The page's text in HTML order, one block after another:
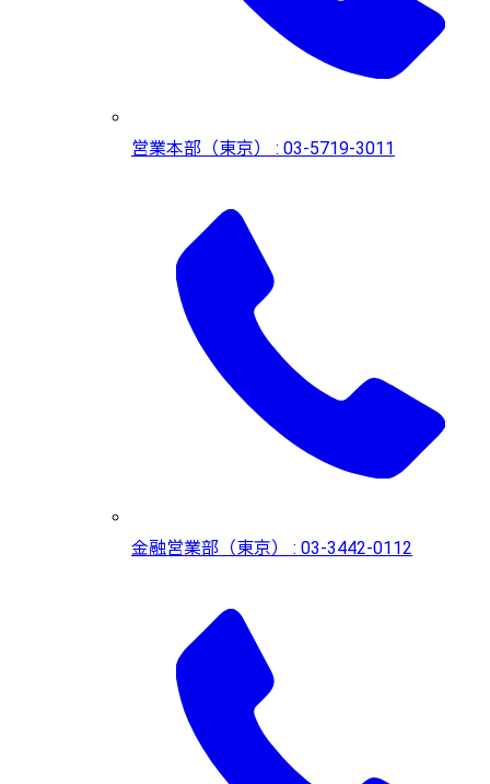
営業本部（東京） : 03-5719-3011
金融営業部（東京） : 03-3442-0112